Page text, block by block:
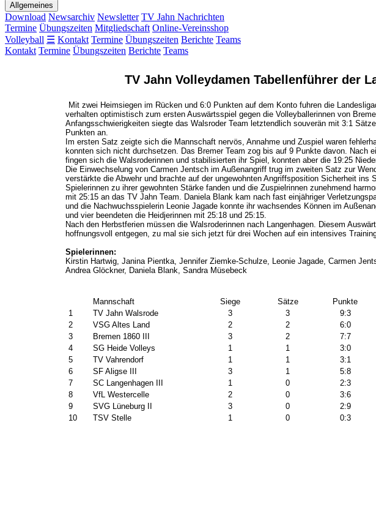
Allgemeines
Download Newsarchiv Newsletter TV Jahn Nachrichten
Termine Übungszeiten Mitgliedschaft Online-Vereinsshop
Volleyball ☰ Kontakt Termine Übungszeiten Berichte Teams
Kontakt Termine Übungszeiten Berichte Teams